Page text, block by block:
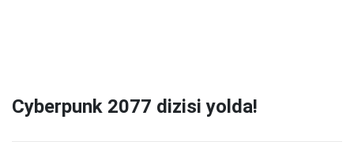
Cyberpunk 2077 dizisi yolda!